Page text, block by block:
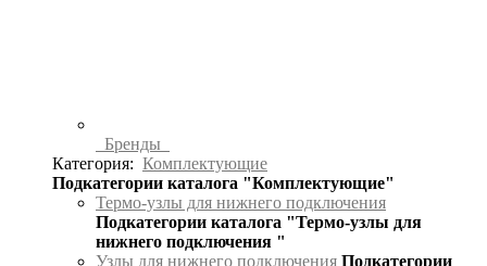
Бренды
Категория: Комплектующие
Подкатегории каталога "Комплектующие"
Термо-узлы для нижнего подключения
Подкатегории каталога "Термо-узлы для
нижнего подключения "
Узлы для нижнего подключения Подкатегории